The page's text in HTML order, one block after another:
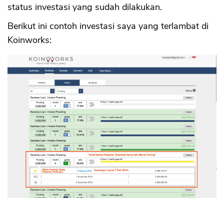
status investasi yang sudah dilakukan.
Berikut ini contoh investasi saya yang terlambat di
Koinworks: